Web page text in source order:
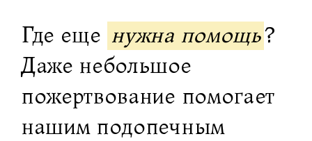
Где еще нужна помощь?
Даже небольшое
пожертвование помогает
нашим подопечным